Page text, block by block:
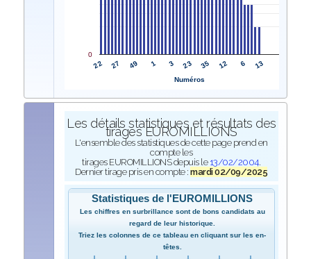
22 27 49 1 3 23 35 12 6 13
0
Numéros
Les détails statistiques et résultats des
tirages EUROMILLIONS
L'ensemble des statistiques de cette page prend en
compte les
tirages EUROMILLIONS depuis le 13/02/2004.
Dernier tirage pris en compte :mardi 02/09/2025
Statistiques de l'EUROMILLIONS
Les chiffres en surbrillance sont de bons candidats au
regard de leur historique.
Triez les colonnes de ce tableau en cliquant sur les en-
têtes.